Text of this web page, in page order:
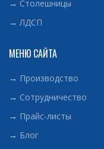
→ Столешницы
→ ЛДСП
МЕНЮ САЙТА
→ Производство
→ Сотрудничество
→ Прайс-листы
→ Блог